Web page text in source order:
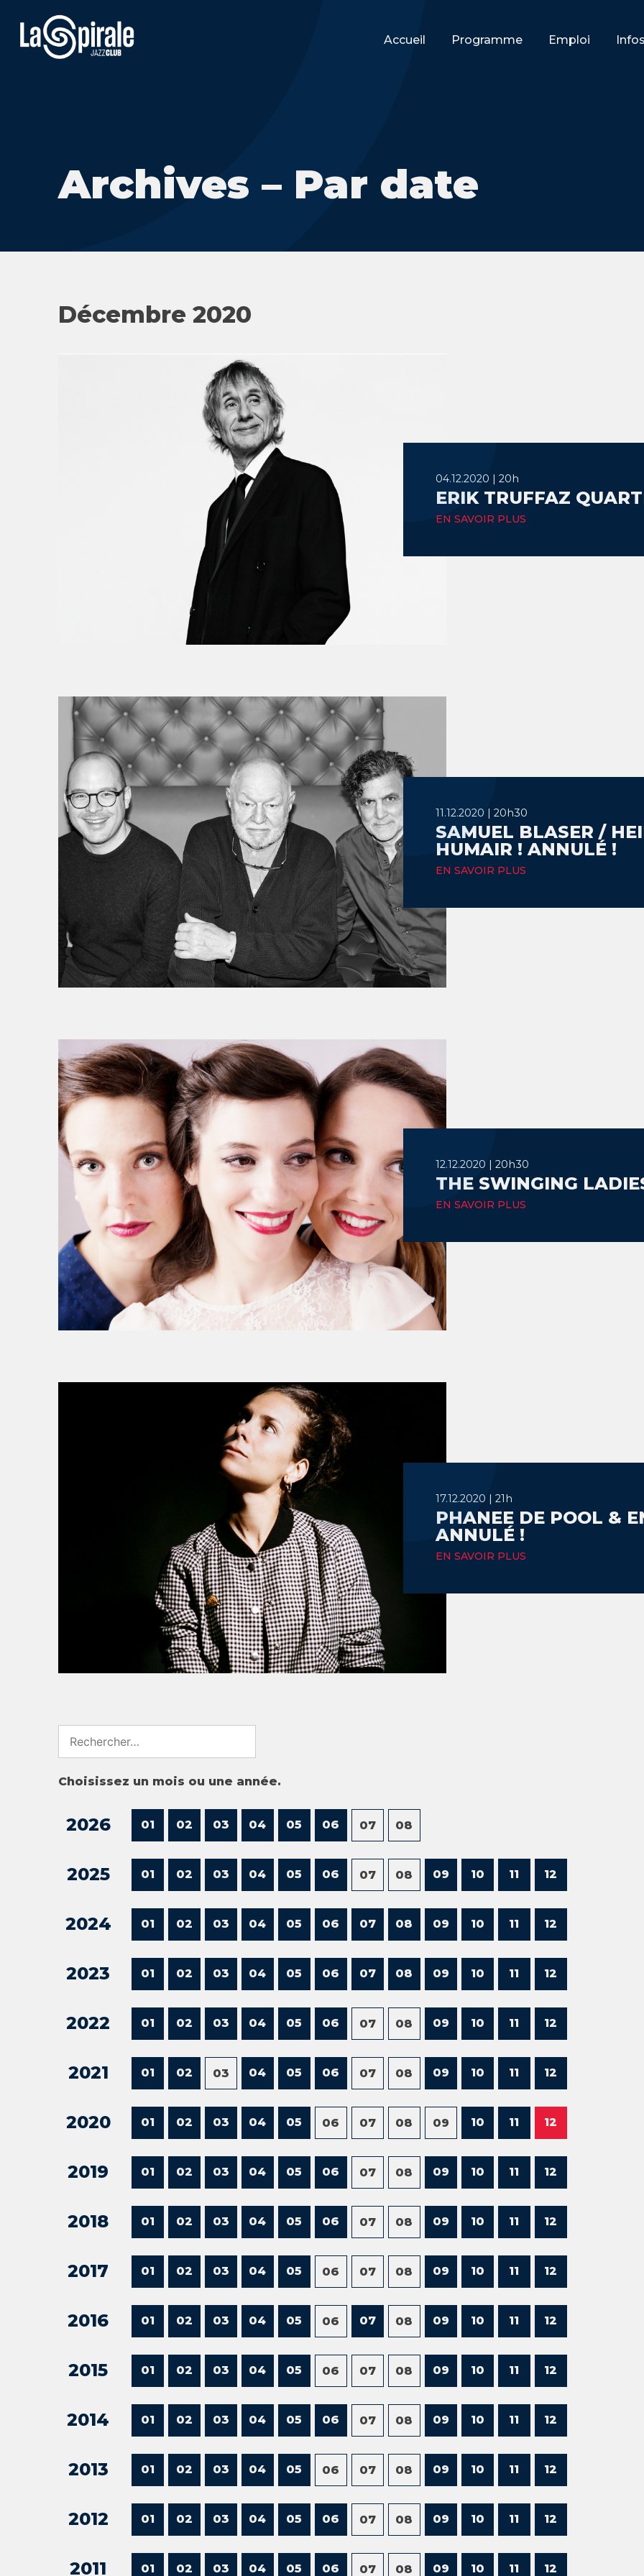
Accueil Programme Emploi
Archives – Par date
Décembre 2020
04.12.2020 | 20h
ERIK TRUFFAZ
EN SAVOIR PLUS
11.12.2020 | 20h30
SAMUEL BLASER /
HUMAIR ! ANNULÉ !
EN SAVOIR PLUS
12.12.2020 | 20h30
THE SWINGING
EN SAVOIR PLUS
17.12.2020 | 21h
PHANEE DE POOL &
ANNULÉ !
EN SAVOIR PLUS
for:
Choisissez un mois ou une année.
2026 01 02 03 04 05 06 07 08
2025 01 02 03 04 05 06 07 08 09 10 11 12
2024 01 02 03 04 05 06 07 08 09 10 11 12
2023 01 02 03 04 05 06 07 08 09 10 11 12
2022 01 02 03 04 05 06 07 08 09 10 11 12
2021 01 02 03 04 05 06 07 08 09 10 11 12
2020 01 02 03 04 05 06 07 08 09 10 11 12
2019 01 02 03 04 05 06 07 08 09 10 11 12
2018 01 02 03 04 05 06 07 08 09 10 11 12
2017 01 02 03 04 05 06 07 08 09 10 11 12
2016 01 02 03 04 05 06 07 08 09 10 11 12
2015 01 02 03 04 05 06 07 08 09 10 11 12
2014 01 02 03 04 05 06 07 08 09 10 11 12
2013 01 02 03 04 05 06 07 08 09 10 11 12
2012 01 02 03 04 05 06 07 08 09 10 11 12
2011 01 02 03 04 05 06 07 08 09 10 11 12